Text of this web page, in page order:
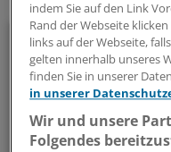
Neurologie/
Multiple Sklerose,
Co: Zu diesem
regelmäßig
indem Sie auf den Link
Rand der Webseite
links auf der Webseite,
gelten innerhalb unseres
finden Sie in unserer
in unserer
Wir und unsere
Folgendes